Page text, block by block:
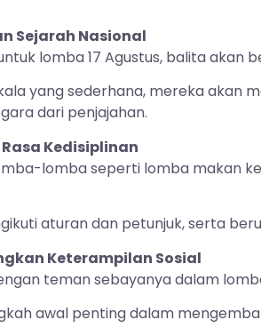
Sejarah Nasional
lomba 17 Agustus, balita
yang sederhana, mereka
dari penjajahan.
Kedisiplinan
lomba seperti lomba makan
aturan dan petunjuk, serta
Keterampilan Sosial
teman sebayanya dalam
awal penting dalam